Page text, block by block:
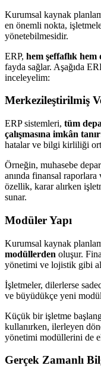
Kurumsal kaynak
en önemli nokta,
yönetebilmesidir.
ERP, hem şeffaflık hem
fayda sağlar. Aşağıda
inceleyelim:
Merkezileştirilmiş
ERP sistemleri, tüm
çalışmasına imkân tanır
hatalar ve bilgi kirliliği
Örneğin, muhasebe
anında finansal
özellik, karar alırken
sunar.
Modüler Yapı
Kurumsal kaynak
modüllerden oluşur.
yönetimi ve lojistik gibi
İşletmeler, dilerlerse
ve büyüdükçe yeni
Küçük bir işletme
kullanırken, ilerleyen
yönetimi modüllerini de
Gerçek Zamanlı